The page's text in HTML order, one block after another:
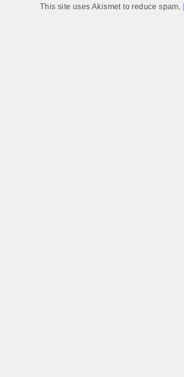
This site uses Akismet to reduce spam.